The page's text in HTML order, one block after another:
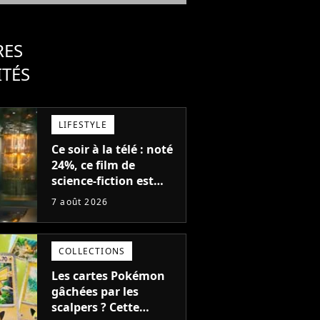
LIFESTYLE
Ce soir à la télé : noté
24%, ce film de
science-fiction est
complètement raté,
encore pire à cause de
son acteur
7 août 2026
COLLECTIONS
Les cartes Pokémon
gâchées par les
scalpers ? Cette